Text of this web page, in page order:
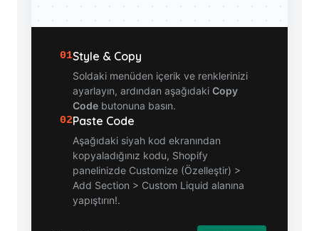
01Style & Copy
Soldaki menüden içerik ve renklerinizi
ayarlayın, ardından aşağıdaki Copy
Code butonuna basın.
02Paste Code
Aşağıdaki siyah kod ekranından
kopyaladığınız kodu, Shopify
panelinizde Customize (Özelleştir) >
Add Section > Custom Liquid alanına
yapıştırın!.